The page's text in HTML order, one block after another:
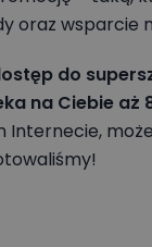
oraz wsparcie
do
na Ciebie